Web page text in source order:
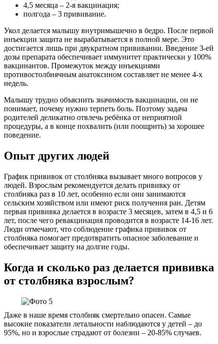
4,5 месяца – 2-я вакцинация;
полгода – 3 прививание.
Укол делается малышу внутримышечно в бедро. После первой
инъекции защита не вырабатывается в полной мере. Это
достигается лишь при двукратном прививании. Введение 3-ей
дозы препарата обеспечивает иммунитет практически у 100%
вакцинантов. Промежуток между инъекциями
противостолбнячным анатоксином составляет не менее 4-х
недель.
Малышу трудно объяснить значимость вакцинации, он не
понимает, почему нужно терпеть боль. Поэтому задача
родителей деликатно отвлечь ребёнка от неприятной
процедуры, а в конце похвалить (или поощрить) за хорошее
поведение.
Опыт других людей
График прививок от столбняка вызывает много вопросов у
людей. Взрослым рекомендуется делать прививку от
столбняка раз в 10 лет, особенно если они занимаются
сельским хозяйством или имеют риск получения ран. Детям
первая прививка делается в возрасте 3 месяцев, затем в 4,5 и 6
лет, после чего ревакцинация проводится в возрасте 14-16 лет.
Люди отмечают, что соблюдение графика прививок от
столбняка помогает предотвратить опасное заболевание и
обеспечивает защиту на долгие годы.
Когда и сколько раз делается прививка
от столбняка взрослым?
Даже в наше время столбняк смертельно опасен. Самые
высокие показатели летальности наблюдаются у детей – до
95%, но и взрослые страдают от болезни – 20-85% случаев.